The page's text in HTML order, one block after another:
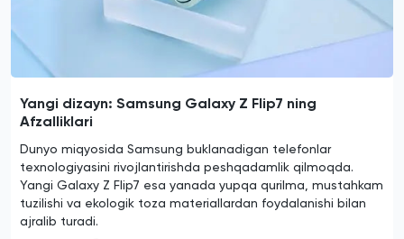
Yangi dizayn: Samsung Galaxy Z Flip7 ning
Afzalliklari
Dunyo miqyosida Samsung buklanadigan telefonlar
texnologiyasini rivojlantirishda peshqadamlik qilmoqda.
Yangi Galaxy Z Flip7 esa yanada yupqa qurilma, mustahkam
tuzilishi va ekologik toza materiallardan foydalanishi bilan
ajralib turadi.